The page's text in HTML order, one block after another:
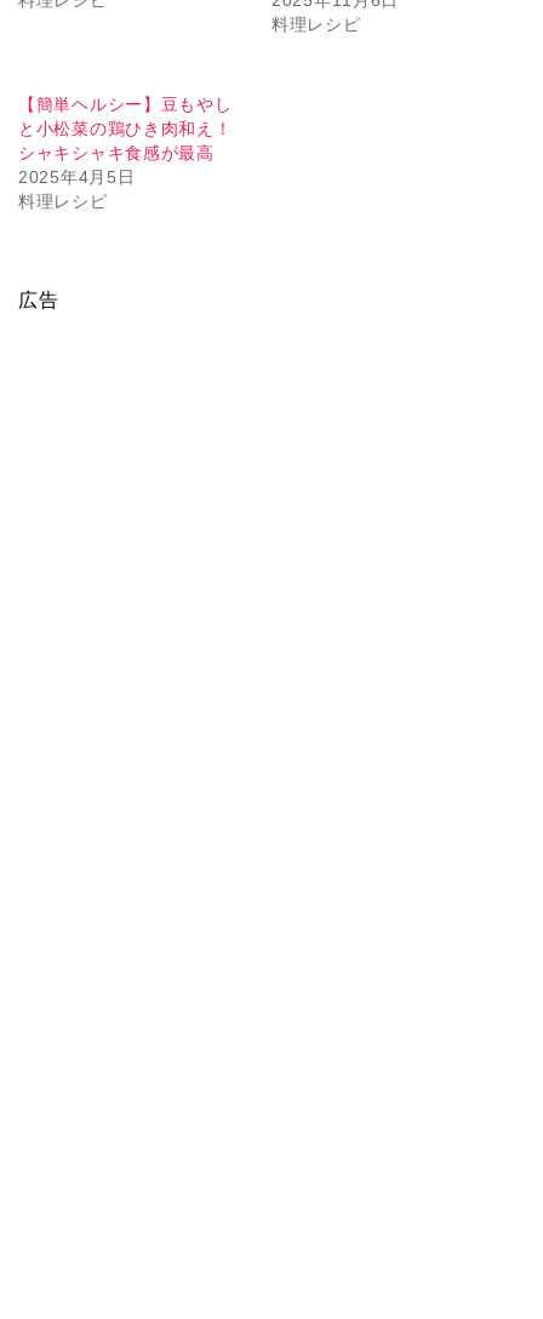
料理レシピ
【簡単ヘルシー】豆もやし
と小松菜の鶏ひき肉和え！
シャキシャキ食感が最高
2025年4月5日
料理レシピ
広告